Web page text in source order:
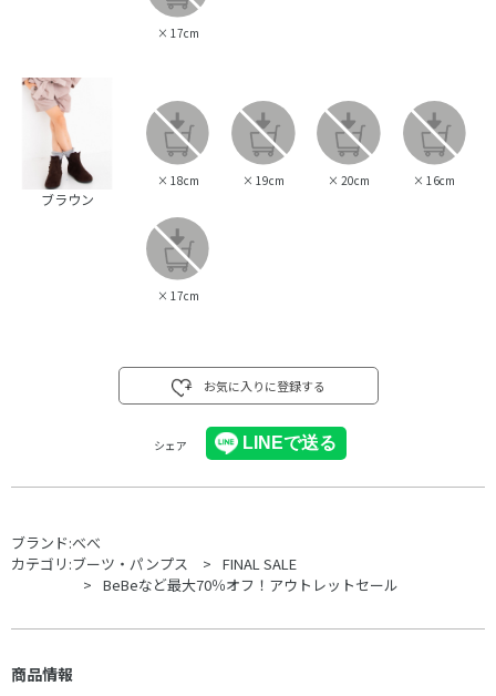
× 17cm
ブラウン
× 18cm × 19cm × 20cm × 16cm
× 17cm
お気に入りに登録する
シェア
ブランド:べべ
カテゴリ:ブーツ・パンプス
FINAL SALE
BeBeなど最大70％オフ！アウトレットセール
商品情報